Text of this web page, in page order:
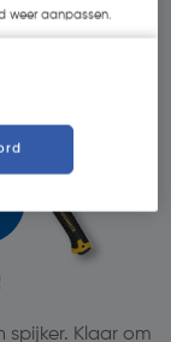
spijker. Klaar om
weer aanpassen.